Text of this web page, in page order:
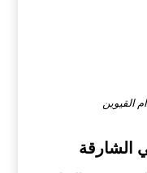
القيوين
الشارقة